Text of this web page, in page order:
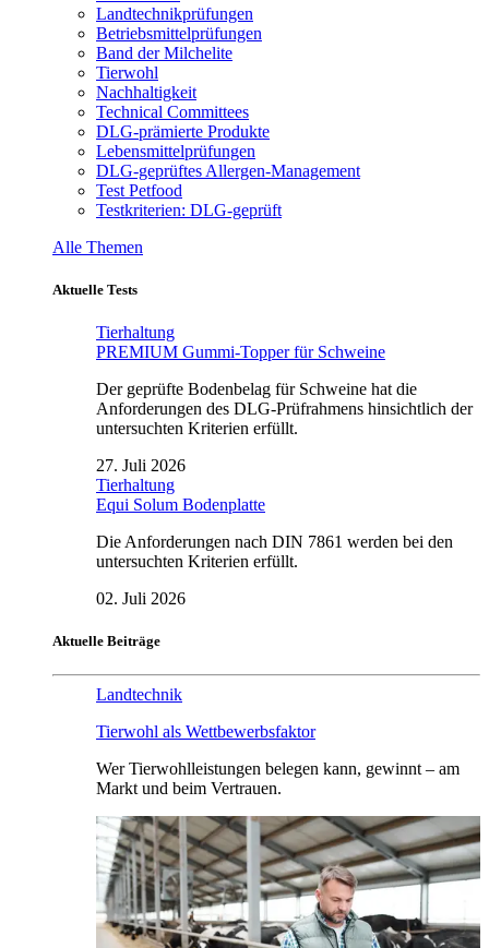
Landtechnikprüfungen
Betriebsmittelprüfungen
Band der Milchelite
Tierwohl
Nachhaltigkeit
Technical Committees
DLG-prämierte Produkte
Lebensmittelprüfungen
DLG-geprüftes Allergen-Management
Test Petfood
Testkriterien: DLG-geprüft
Alle Themen
Aktuelle Tests
Tierhaltung
PREMIUM Gummi-Topper für Schweine
Der geprüfte Bodenbelag für Schweine hat die
Anforderungen des DLG-Prüfrahmens hinsichtlich der
untersuchten Kriterien erfüllt.
27. Juli 2026
Tierhaltung
Equi Solum Bodenplatte
Die Anforderungen nach DIN 7861 werden bei den
untersuchten Kriterien erfüllt.
02. Juli 2026
Aktuelle Beiträge
Landtechnik
Tierwohl als Wettbewerbsfaktor
Wer Tierwohlleistungen belegen kann, gewinnt – am
Markt und beim Vertrauen.